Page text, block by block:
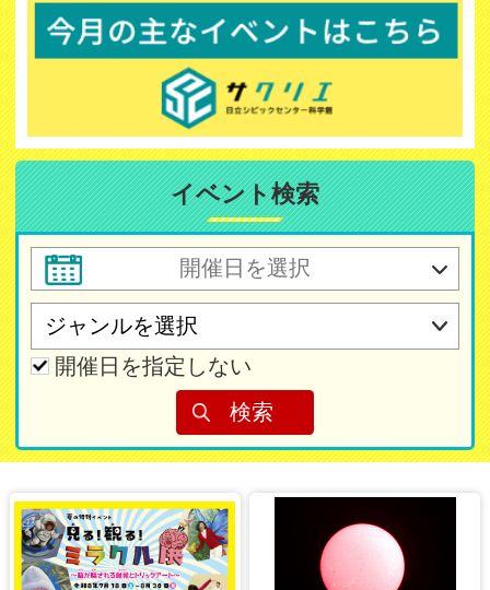
イベント検索
開催日を指定しない